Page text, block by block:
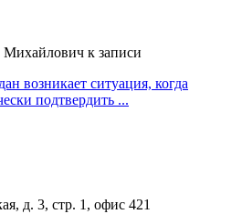
к записи
возникает ситуация, когда
подтвердить ...
д. 3, стр. 1, офис 421